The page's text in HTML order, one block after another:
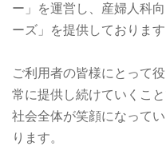
ー」を運営し、産婦人科
ーズ」を提供しております
ご利用者の皆様にとって
常に提供し続けていくこ
社会全体が笑顔になって
ります。